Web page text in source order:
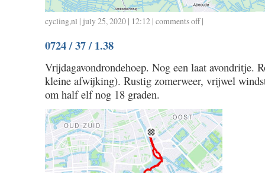
cycling,nl | july 25, 2020 | 12:12 | comments offon
/
1.41
|
0724 / 37 / 1.38
Vrijdagavondrondehoep. Nog een laat avondritje.
kleine afwijking). Rustig zomerweer, vrijwel
om half elf nog 18 graden.